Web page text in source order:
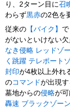
り、2ターン目に召
わらず黒赤の2色を
従来の 【バイク】
がないといけない
なき侵略 レッドゾー
く跳躍 テレポート
封印が4枚以上外れ
のコマンドが出現
墓地からの侵略が
轟速 ブラックゾーン